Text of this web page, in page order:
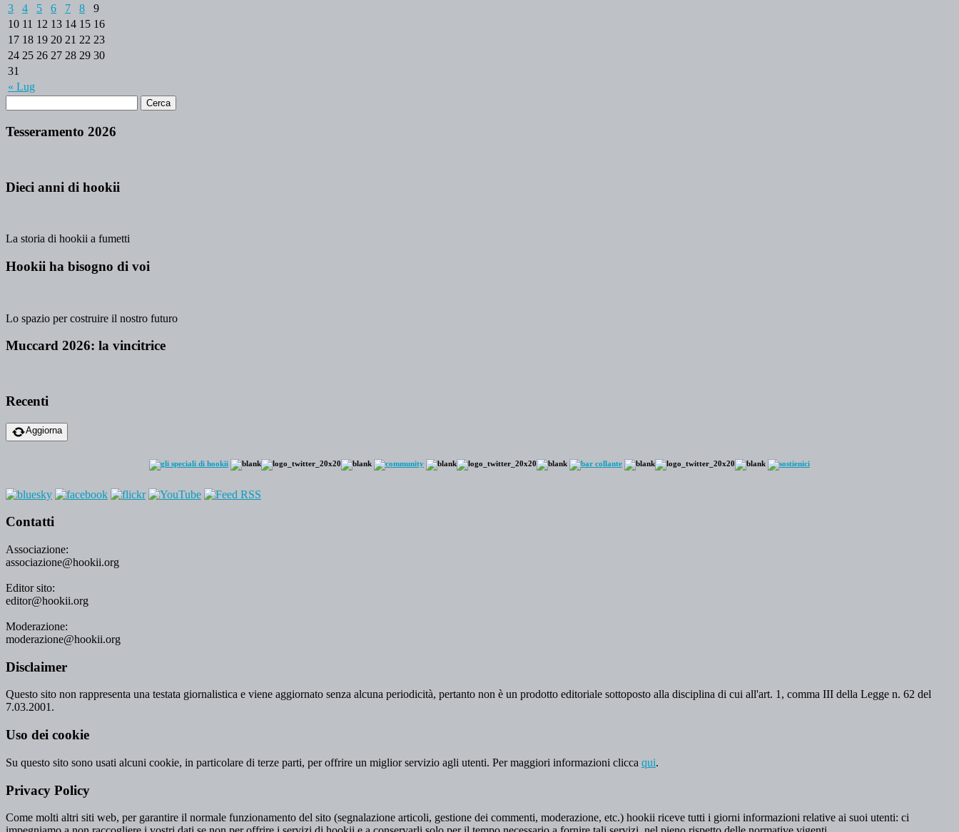
« Lug
3
4 5 6 7 8
9
10 11 12 13 14 15 16
17 18 19 20 21 22 23
24 25 26 27 28 29 30
31
Tesseramento 2026
Dieci anni di hookii
La storia di hookii a fumetti
Hookii ha bisogno di voi
Lo spazio per costruire il nostro futuro
Muccard 2026: la vincitrice
Recenti
Aggiorna
Contatti
Associazione:
associazione@hookii.org
Editor sito:
editor@hookii.org
Moderazione:
moderazione@hookii.org
Disclaimer
Questo sito non rappresenta una testata giornalistica e viene aggiornato senza alcuna periodicità, pertanto non è un prodotto editoriale sottoposto alla disciplina di cui all'art. 1, comma III della Legge n. 62 del
7.03.2001.
Uso dei cookie
Su questo sito sono usati alcuni cookie, in particolare di terze parti, per offrire un miglior servizio agli utenti. Per maggiori informazioni clicca qui.
Privacy Policy
Come molti altri siti web, per garantire il normale funzionamento del sito (segnalazione articoli, gestione dei commenti, moderazione, etc.) hookii riceve tutti i giorni informazioni relative ai suoi utenti: ci